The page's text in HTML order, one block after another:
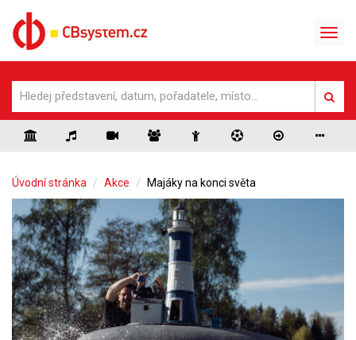
Úvodní stránka Akce Majáky na konci světa